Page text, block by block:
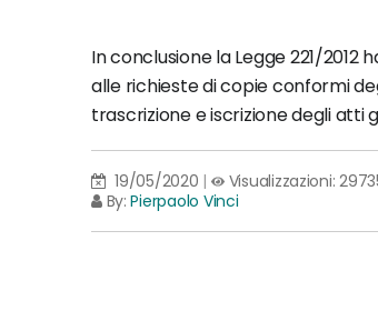
In conclusione la Legge 221/
alle richieste di copie conformi
trascrizione e iscrizione degli atti
19/05/2020 | Visualizzazioni:
By:Pierpaolo Vinci